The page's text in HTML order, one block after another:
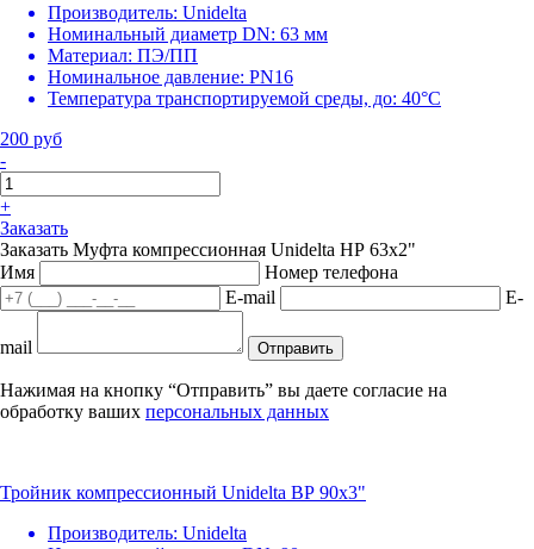
Производитель: Unidelta
Номинальный диаметр DN: 63 мм
Материал: ПЭ/ПП
Номинальное давление: PN16
Температура транспортируемой среды, до: 40°С
200 руб
-
+
Заказать
Заказать Муфта компрессионная Unidelta НР 63х2"
Имя
Номер телефона
E-mail
E-
mail Отправить
Нажимая на кнопку “Отправить” вы даете согласие на
обработку ваших персональных данных
Тройник компрессионный Unidelta ВР 90х3"
Производитель: Unidelta